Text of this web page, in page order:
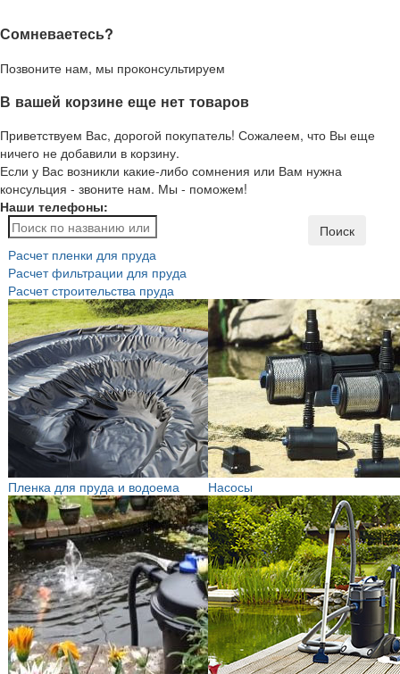
Сомневаетесь?
Позвоните нам, мы проконсультируем
В вашей корзине еще нет товаров
Приветствуем Вас, дорогой покупатель! Сожалеем, что Вы еще
ничего не добавили в корзину.
Если у Вас возникли какие-либо сомнения или Вам нужна
консульция - звоните нам. Мы - поможем!
Наши телефоны:
Поиск
Расчет пленки для пруда
Расчет фильтрации для пруда
Расчет строительства пруда
Пленка для пруда и водоема Насосы